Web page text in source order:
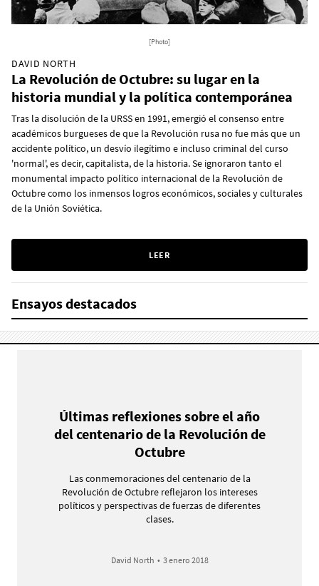
[Photo]
DAVID NORTH
La Revolución de Octubre: su lugar en la
historia mundial y la política contemporánea
Tras la disolución de la URSS en 1991, emergió el consenso entre
académicos burgueses de que la Revolución rusa no fue más que un
accidente político, un desvío ilegítimo e incluso criminal del curso
'normal', es decir, capitalista, de la historia. Se ignoraron tanto el
monumental impacto político internacional de la Revolución de
Octubre como los inmensos logros económicos, sociales y culturales
de la Unión Soviética.
LEER
Ensayos destacados
Últimas reflexiones sobre el año
del centenario de la Revolución de
Octubre
Las conmemoraciones del centenario de la
Revolución de Octubre reflejaron los intereses
políticos y perspectivas de fuerzas de diferentes
clases.
David North • 3 enero 2018